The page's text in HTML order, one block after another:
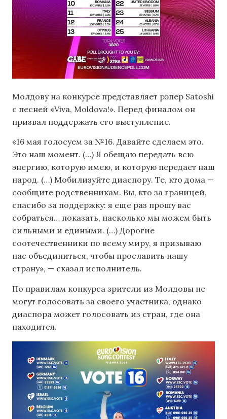
Молдову на конкурсе представляет рэпер Satoshi
с песней «Viva, Moldova!». Перед финалом он
призвал поддержать его выступление.
«16 мая голосуем за №16. Давайте сделаем это.
Это наш момент. (…) Я обещаю передать всю
энергию, которую имею, и которую передает наш
народ. (…) Мобилизуйте диаспору. Те, кто дома —
сообщите родственникам. Вы, кто за границей,
спасибо за поддержку: я еще раз прошу вас
собраться… показать, насколько мы можем быть
сильными и едиными. (…) Дорогие
соотечественники по всему миру, я призываю
нас объединиться, чтобы прославить нашу
страну», — сказал исполнитель.
По правилам конкурса зрители из Молдовы не
могут голосовать за своего участника, однако
диаспора может голосовать из стран, где она
находится.